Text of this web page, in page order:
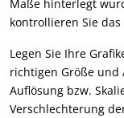
Maße hinterlegt
kontrollieren Sie
Legen Sie Ihre
richtigen Größe und
Auflösung bzw.
Verschlechterung